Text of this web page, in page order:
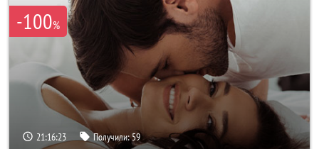
-100%
21:16:20 Получили:59